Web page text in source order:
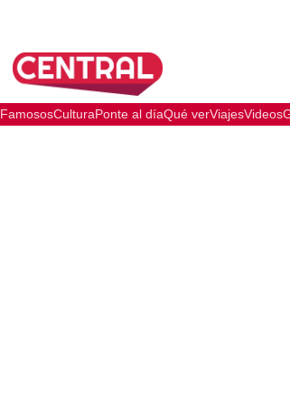
FamososCulturaPonte al díaQué verViajesVideos